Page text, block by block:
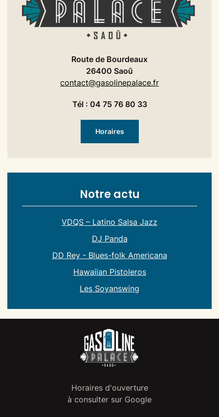
Route de Bourdeaux
26400 Saoû
contact@gasolinepalace.fr
Tél : 04 75 76 80 33
Horaires
Notre actu
VDQS – Latino Salsa Jazz
DJ Panda
DD Rey - Blues-folk Americana
Hawaiian Pistoleros
Les Soyanswing
Horaires d'ouverture
à consulter sur Google